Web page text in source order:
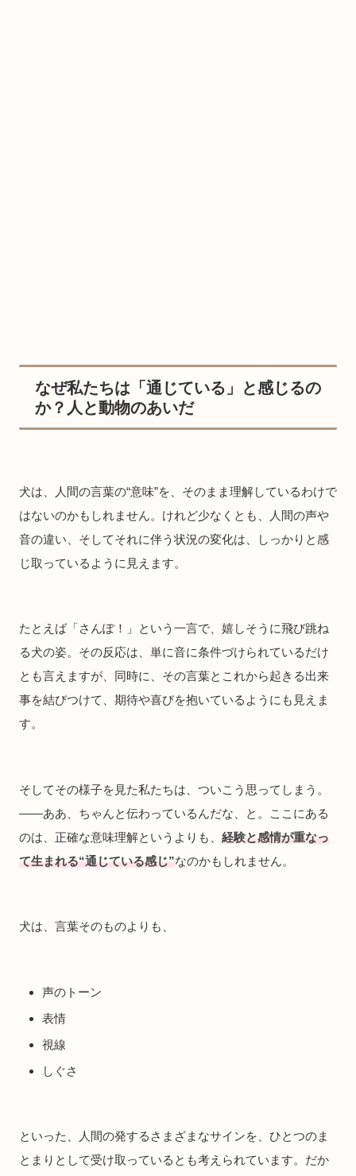
なぜ私たちは「通じている」と感じるの
か？人と動物のあいだ
犬は、人間の言葉の“意味”を、そのまま理解しているわけで
はないのかもしれません。けれど少なくとも、人間の声や
音の違い、そしてそれに伴う状況の変化は、しっかりと感
じ取っているように見えます。
たとえば「さんぽ！」という一言で、嬉しそうに飛び跳ね
る犬の姿。その反応は、単に音に条件づけられているだけ
とも言えますが、同時に、その言葉とこれから起きる出来
事を結びつけて、期待や喜びを抱いているようにも見えま
す。
そしてその様子を見た私たちは、ついこう思ってしまう。
――ああ、ちゃんと伝わっているんだな、と。ここにある
のは、正確な意味理解というよりも、 経験と感情が重なっ
て生まれる“通じている感じ”なのかもしれません。
犬は、言葉そのものよりも、
声のトーン
表情
視線
しぐさ
といった、人間の発するさまざまなサインを、ひとつのま
とまりとして受け取っているとも考えられています。だか